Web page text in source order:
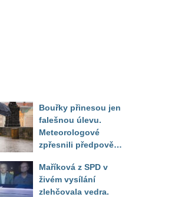
Bouřky přinesou jen
falešnou úlevu.
Meteorologové
zpřesnili předpověď
horkého počasí
Maříková z SPD v
živém vysílání
zlehčovala vedra.